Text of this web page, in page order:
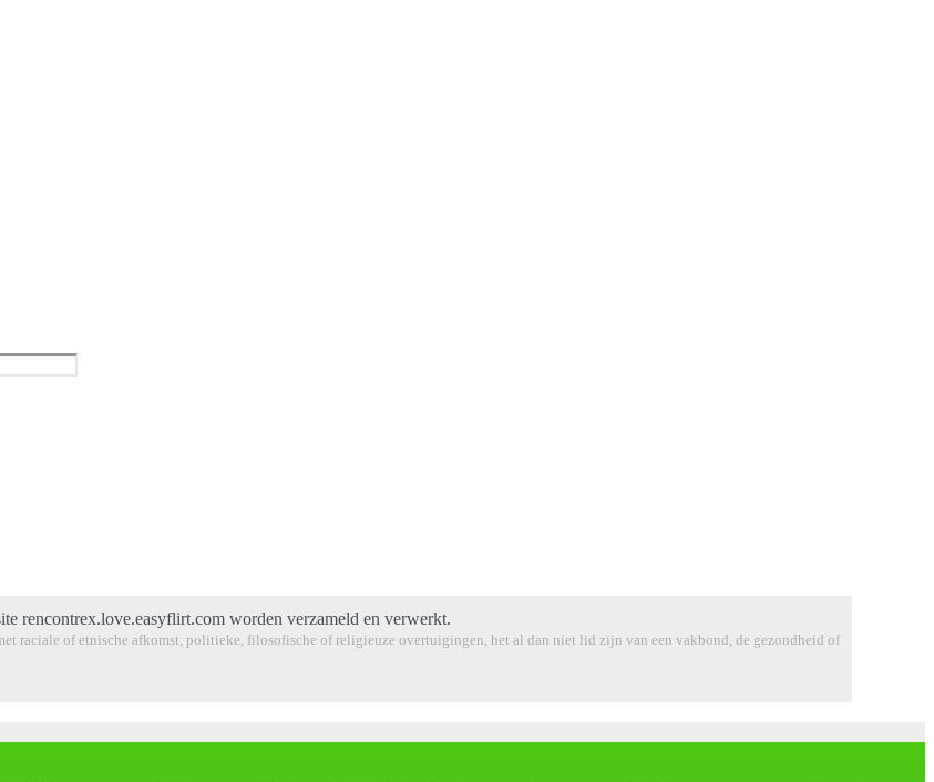
rencontrex.love.easyflirt.com worden verzameld en verwerkt.
raciale of etnische afkomst, politieke, filosofische of religieuze overtuigingen, het al dan niet lid zijn van een vakbond, de gezondheid of